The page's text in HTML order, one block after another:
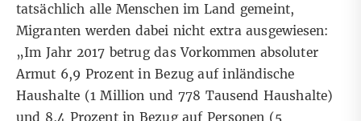
tatsächlich alle Menschen im Land gemeint,
Migranten werden dabei nicht extra ausgewiesen:
„Im Jahr 2017 betrug das Vorkommen absoluter
Armut 6,9 Prozent in Bezug auf inländische
Haushalte (1 Million und 778 Tausend Haushalte)
und 8,4 Prozent in Bezug auf Personen (5